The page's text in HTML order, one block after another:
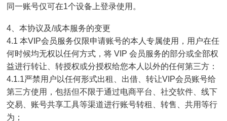
同一账号仅可在1个设备上登录使用。
4、本协议及/或本服务的变更
4.1 本VIP会员服务仅限申请账号的本人专属使用，用户在任
何时候均无权以任何方式，将 VIP 会员服务的部分或全部权
益进行转让、转授权或分授权给您本人以外的任何第三方：
4.1.1严禁用户以任何形式出租、出借、转让VIP会员账号给
第三方使用，包括但不限于通过电商平台、社交软件、线下
交易、账号共享工具等渠道进行账号转租、转售、共用等行
为；